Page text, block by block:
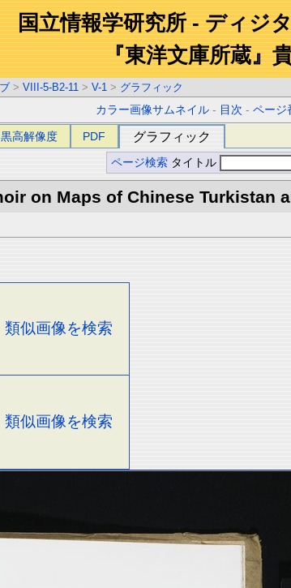
国立情報学研究所 - ディジ
『東洋文庫所蔵』
> VIII-5-B2-11 > V-1 > グラフィック
カラー画像サムネイル - 目次 -ページ
高解像度 PDF グラフィック
ページ検索 タイトル
on Maps of Chinese Turkistan
類似画像を検索
類似画像を検索